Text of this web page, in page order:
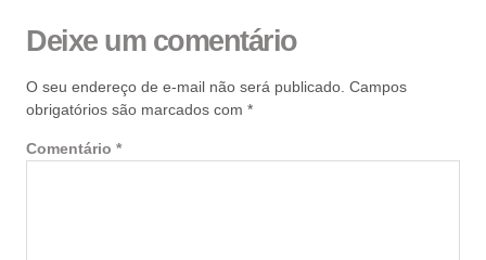
Deixe um comentário
O seu endereço de e-mail não será publicado. Campos
obrigatórios são marcados com *
Comentário *